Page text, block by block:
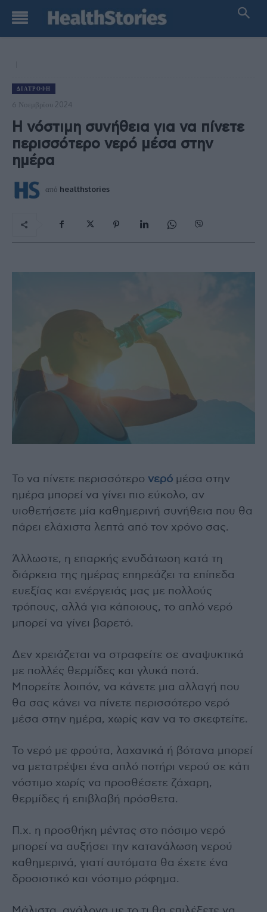
ΔΙΑΤΡΟΦΉ
6 Νοεμβρίου 2024
Η νόστιμη συνήθεια για να πίνετε
περισσότερο νερό μέσα στην
ημέρα
από healthstories
Το να πίνετε περισσότερο νερό μέσα στην
ημέρα μπορεί να γίνει πιο εύκολο, αν
υιοθετήσετε μία καθημερινή συνήθεια που θα
πάρει ελάχιστα λεπτά από τον χρόνο σας.
Άλλωστε, η επαρκής ενυδάτωση κατά τη
διάρκεια της ημέρας επηρεάζει τα επίπεδα
ευεξίας και ενέργειάς μας με πολλούς
τρόπους, αλλά για κάποιους, το απλό νερό
μπορεί να γίνει βαρετό.
Δεν χρειάζεται να στραφείτε σε αναψυκτικά
με πολλές θερμίδες και γλυκά ποτά.
Μπορείτε λοιπόν, να κάνετε μια αλλαγή που
θα σας κάνει να πίνετε περισσότερο νερό
μέσα στην ημέρα, χωρίς καν να το σκεφτείτε.
Το νερό με φρούτα, λαχανικά ή βότανα μπορεί
να μετατρέψει ένα απλό ποτήρι νερού σε κάτι
νόστιμο χωρίς να προσθέσετε ζάχαρη,
θερμίδες ή επιβλαβή πρόσθετα.
Π.χ. η προσθήκη μέντας στο πόσιμο νερό
μπορεί να αυξήσει την κατανάλωση νερού
καθημερινά, γιατί αυτόματα θα έχετε ένα
δροσιστικό και νόστιμο ρόφημα.